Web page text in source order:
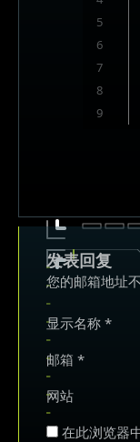
5
6
7
8
9
发表回复
您的邮箱地址
显示名称 *
邮箱 *
网站
在此浏览器